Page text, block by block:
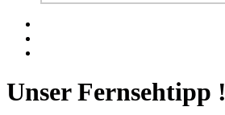
Unser Fernsehtipp !